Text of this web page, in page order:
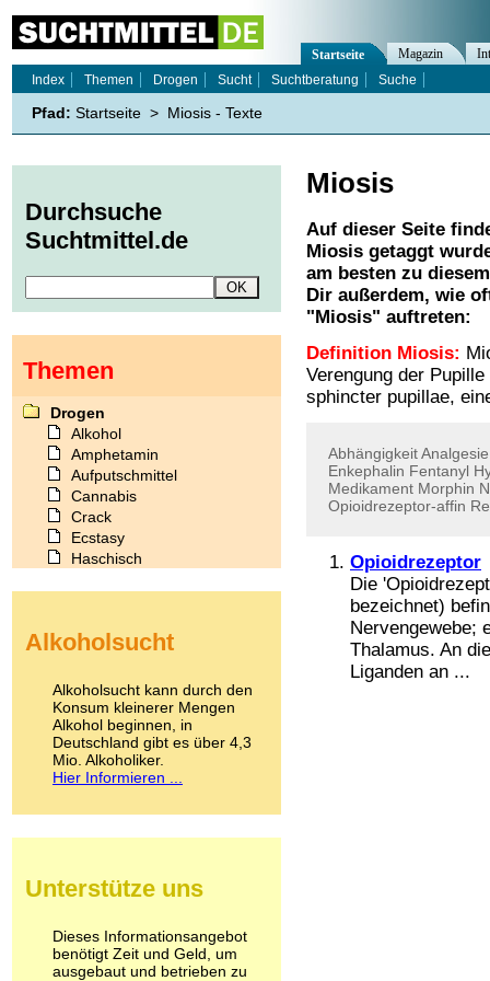
Miosis
Auf dieser Seite
Miosis getaggt
am besten zu
Dir außerdem, wie
" Miosis" auftreten:
Definition Miosis:
Verengung der
sphincter pupillae,
AbhängigkeitAnalgesie
Enkephalin Fentanyl
Medikament Morphin
Opioidrezeptor-affin
Opioidrezeptor
Die
bezeichnet)
Nervengewebe;
Thalamus. An
Liganden an ...
Startseite Magazin
Index
Themen Drogen Sucht Suchtberatung Suche
Pfad: Startseite > Miosis - Texte
Durchsuche
Suchtmittel.de
Themen
Drogen
Alkohol
Amphetamin
Aufputschmittel
Cannabis
Crack
Ecstasy
Haschisch
Kokain
LSD
Marihuana
Medikamente
Meskalin
Metamphetamin
Methadon
Pilze
Psychopharmaka
Schlafmittel
Schmerzmittel
Alkoholsucht
Alkoholsucht kann durch den
Konsum kleinerer Mengen
Alkohol beginnen, in
Deutschland gibt es über 4,3
Mio. Alkoholiker.
Hier Informieren ...
Unterstütze uns
Dieses Informationsangebot
benötigt Zeit und Geld, um
ausgebaut und betrieben zu